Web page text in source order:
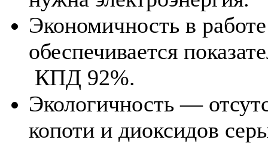
Экономичность в работе
обеспечивается
КПД 92%.
Экологичность —
копоти и диоксидов